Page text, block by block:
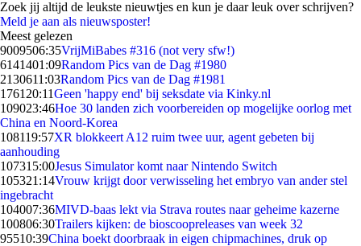
Zoek jij altijd de leukste nieuwtjes en kun je daar leuk over schrijven?
Meld je aan als nieuwsposter!
Meest gelezen
9009506:35VrijMiBabes #316 (not very sfw!)
6141401:09Random Pics van de Dag #1980
2130611:03Random Pics van de Dag #1981
1761 20:11Geen 'happy end' bij seksdate via Kinky.nl
109023:46Hoe 30 landen zich voorbereiden op mogelijke oorlog met
China en Noord-Korea
108119:57XR blokkeert A12 ruim twee uur, agent gebeten bij
aanhouding
107315:00Jesus Simulator komt naar Nintendo Switch
105321:14Vrouw krijgt door verwisseling het embryo van ander stel
ingebracht
104007:36MIVD-baas lekt via Strava routes naar geheime kazerne
100806:30Trailers kijken: de bioscoopreleases van week 32
95510:39China boekt doorbraak in eigen chipmachines, druk op